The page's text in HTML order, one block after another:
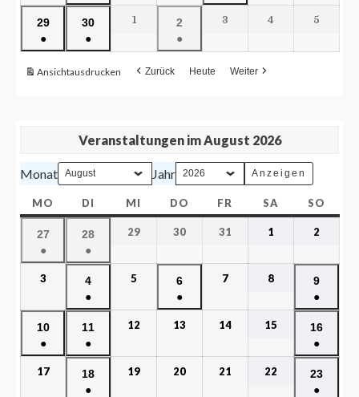
29
●
30
●
1
2
●
3 4 5
Ansichtausdrucken Zurück Heute Weiter
Veranstaltungen im August 2026
Monat Jahr
MO DI MI DO FR SA SO
27
●
28
●
29 30 31 1 2
3
4
●
5
6
●
7 8
9
●
10
●
11
●
12 13 14 15
16
●
17
18
●
19 20 21 22
23
●